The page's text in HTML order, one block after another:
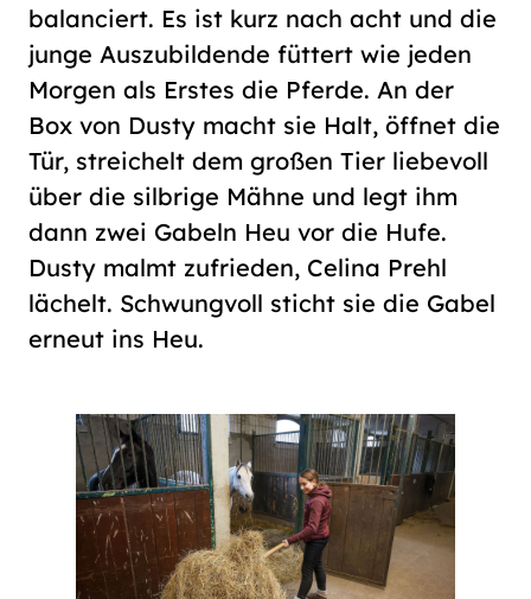
balanciert. Es ist kurz nach acht und die
junge Auszubildende füttert wie jeden
Morgen als Erstes die Pferde. An der
Box von Dusty macht sie Halt, öffnet die
Tür, streichelt dem großen Tier liebevoll
über die silbrige Mähne und legt ihm
dann zwei Gabeln Heu vor die Hufe.
Dusty malmt zufrieden, Celina Prehl
lächelt. Schwungvoll sticht sie die Gabel
erneut ins Heu.